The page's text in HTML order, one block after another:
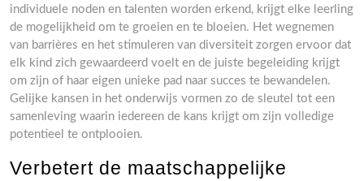
individuele noden en talenten worden erkend, krijgt elke leerling
de mogelijkheid om te groeien en te bloeien. Het wegnemen
van barrières en het stimuleren van diversiteit zorgen ervoor dat
elk kind zich gewaardeerd voelt en de juiste begeleiding krijgt
om zijn of haar eigen unieke pad naar succes te bewandelen.
Gelijke kansen in het onderwijs vormen zo de sleutel tot een
samenleving waarin iedereen de kans krijgt om zijn volledige
potentieel te ontplooien.
Verbetert de maatschappelijke